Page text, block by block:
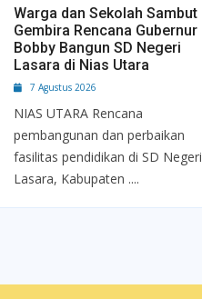
Warga dan Sekolah Sambut
Gembira Rencana Gubernur
Bobby Bangun SD Negeri
Lasara di Nias Utara
7 Agustus 2026
NIAS UTARA Rencana
pembangunan dan perbaikan
fasilitas pendidikan di SD Negeri
Lasara, Kabupaten ....